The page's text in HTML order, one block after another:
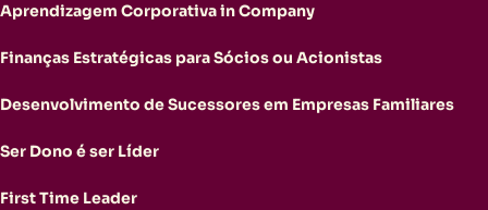
Aprendizagem Corporativa in Company
Finanças Estratégicas para Sócios ou Acionistas
Desenvolvimento de Sucessores em Empresas Familiares
Ser Dono é ser Líder
First Time Leader